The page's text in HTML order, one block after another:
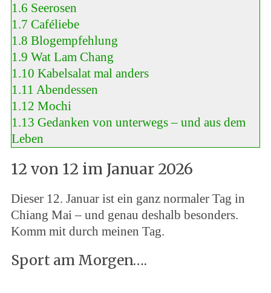
1.6 Seerosen
1.7 Caféliebe
1.8 Blogempfehlung
1.9 Wat Lam Chang
1.10 Kabelsalat mal anders
1.11 Abendessen
1.12 Mochi
1.13 Gedanken von unterwegs – und aus dem
Leben
12 von 12 im Januar 2026
Dieser 12. Januar ist ein ganz normaler Tag in
Chiang Mai – und genau deshalb besonders.
Komm mit durch meinen Tag.
Sport am Morgen….